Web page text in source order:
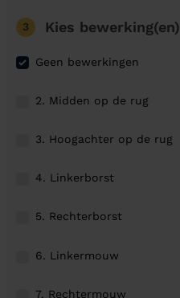
3 Kies bewerking(en)
Geen bewerkingen
2. Midden op de rug
3. Hoogachter op de rug
4. Linkerborst
5. Rechterborst
6. Linkermouw
7. Rechtermouw